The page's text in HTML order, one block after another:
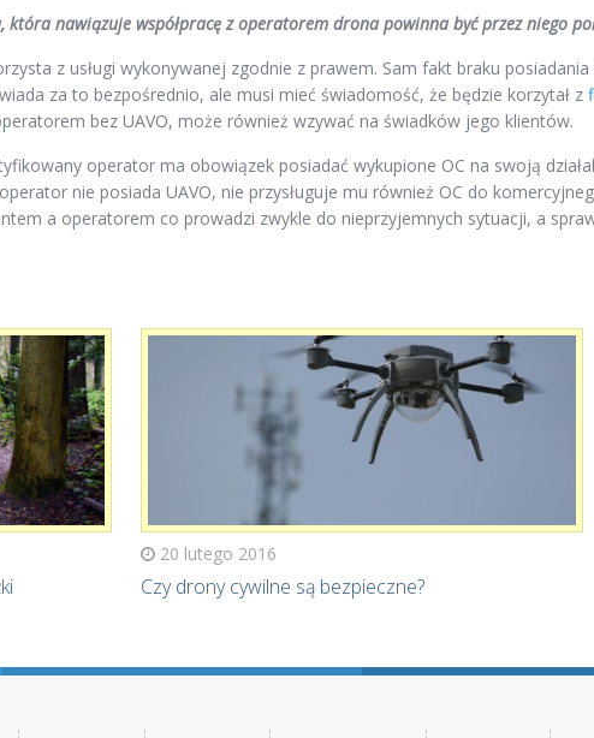
nawiązuje współpracę z operatorem drona powinna być przez niego
z usługi wykonywanej zgodnie z prawem. Sam fakt braku
za to bezpośrednio, ale musi mieć świadomość, że będzie korzytał z
bez UAVO, może również wzywać na świadków jego klientów.
operator ma obowiązek posiadać wykupione OC na swoją
nie posiada UAVO, nie przysługuje mu również OC do
a operatorem co prowadzi zwykle do nieprzyjemnych sytuacji, a
20 lutego 2016
Czy drony cywilne są bezpieczne?